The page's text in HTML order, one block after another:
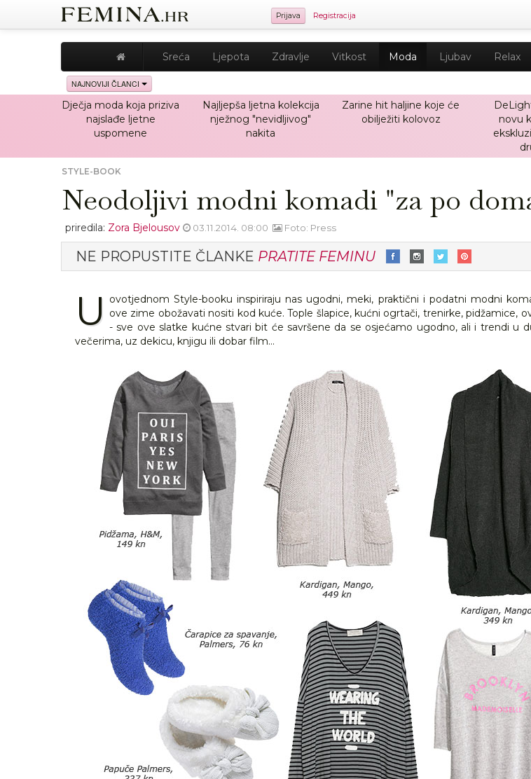
Prijava Registracija
Sreća Ljepota Zdravlje Vitkost Moda Ljubav Relax
NAJNOVIJI ČLANCI
Dječja moda koja priziva
najslađe ljetne
uspomene
Najljepša ljetna kolekcija
nježnog "nevidljivog"
nakita
Zarine hit haljine koje će
obilježiti kolovoz
novu
STYLE-BOOK
Neodoljivi modni komadi "za po
priredila: Zora Bjelousov 03.11.2014. 08:00 Foto: Press
NE PROPUSTITE ČLANKE PRATITE FEMINU
U ovotjednom Style-booku inspiriraju nas ugodni, meki, praktični i podatni modni
ove zime obožavati nositi kod kuće. Tople šlapice, kućni ogrtači, trenirke, pidžamice,
- sve ove slatke kućne stvari bit će savršene da se osjećamo ugodno, ali i trendi u
večerima, uz dekicu, knjigu ili dobar film...